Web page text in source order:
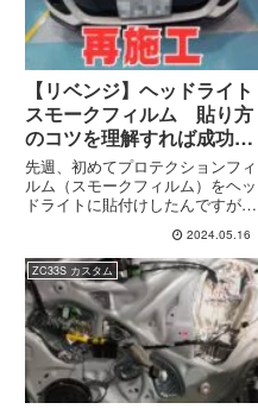
【リベンジ】ヘッドライト
スモークフィルム 貼り方
のコツを理解すれば成功率
は大幅UP！？
先週、初めてプロテクションフィ
ルム（スモークフィルム）をヘッ
ドライトに貼付けしたんですが、
容範囲かなぁ～」ってことで完
成！とした訳なんですが・・・で
もそれって近くで見るとダメなん
で、はっきり言って失敗ってこと
で...
2024.05.16
ZC33S カスタム